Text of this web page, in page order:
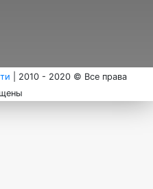
| 2010 - 2020 © Все права